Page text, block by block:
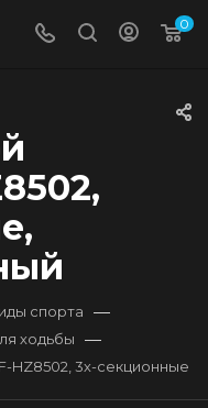
0
спорта —
ходьбы —
HZ8502, 3х-секционные